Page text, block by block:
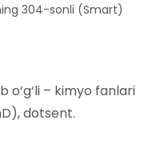
304-sonli (Smart)
o‘g‘li – kimyo fanlari
dotsent.